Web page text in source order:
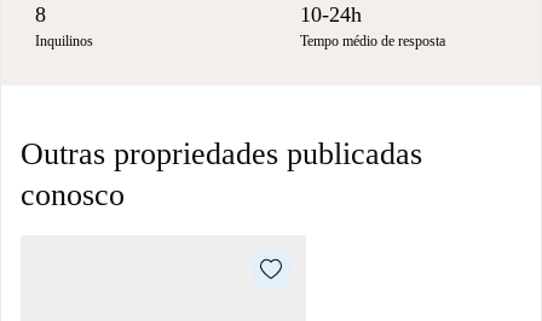
8
Inquilinos
10-24h
Tempo médio de resposta
Outras propriedades publicadas
conosco